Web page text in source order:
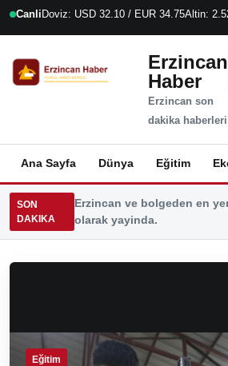
Canli Doviz: USD 32.10 / EUR 34.75Altin:
Erzincan
Haber
Erzincan son
dakika haberleri
Ana Sayfa Dünya Eğitim
SON
DAKIKA
Erzincan ve bolgeden en
olarak yayinda.
Eğitim